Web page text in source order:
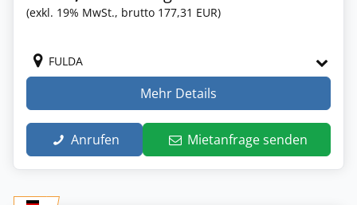
(exkl. 19% MwSt., brutto 177,31 EUR)
FULDA
Mehr Details
Anrufen Mietanfrage senden